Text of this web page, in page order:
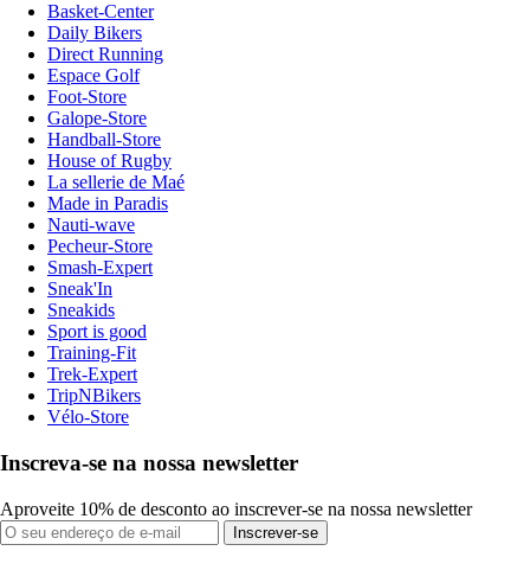
Basket-Center
Daily Bikers
Direct Running
Espace Golf
Foot-Store
Galope-Store
Handball-Store
House of Rugby
La sellerie de Maé
Made in Paradis
Nauti-wave
Pecheur-Store
Smash-Expert
Sneak'In
Sneakids
Sport is good
Training-Fit
Trek-Expert
TripNBikers
Vélo-Store
Inscreva-se na nossa newsletter
Aproveite 10% de desconto ao inscrever-se na nossa newsletter
Inscrever-se